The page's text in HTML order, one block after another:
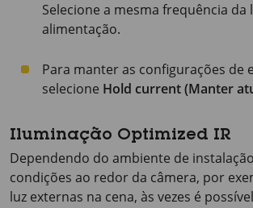
Selecione a mesma frequência da
alimentação.
Para manter as configurações de
selecione Hold current (Manter
Iluminação Optimized IR
Dependendo do ambiente de
condições ao redor da câmera, por
luz externas na cena, às vezes é